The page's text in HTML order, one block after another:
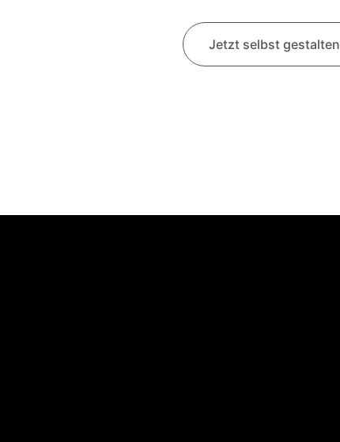
Jetzt selbst gestalten